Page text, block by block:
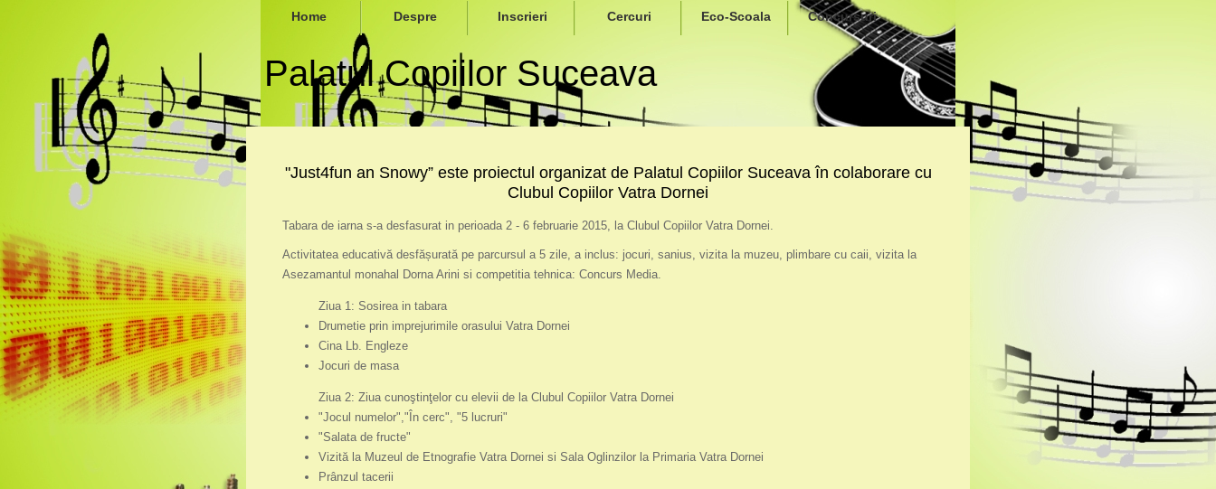
Home Despre Inscrieri Cercuri Eco-Scoala Concursuri
Palatul Copiilor Suceava
"Just4fun an Snowy” este proiectul organizat de Palatul Copiilor Suceava în colaborare cu
Clubul Copiilor Vatra Dornei
Tabara de iarna s-a desfasurat in perioada 2 - 6 februarie 2015, la Clubul Copiilor Vatra Dornei.
Activitatea educativă desfășurată pe parcursul a 5 zile, a inclus: jocuri, sanius, vizita la muzeu, plimbare cu caii, vizita la
Asezamantul monahal Dorna Arini si competitia tehnica: Concurs Media.
Ziua 1: Sosirea in tabara
Drumetie prin imprejurimile orasului Vatra Dornei
Cina Lb. Engleze
Jocuri de masa
Ziua 2: Ziua cunoştinţelor cu elevii de la Clubul Copiilor Vatra Dornei
"Jocul numelor","În cerc", "5 lucruri"
"Salata de fructe"
Vizită la Muzeul de Etnografie Vatra Dornei si Sala Oglinzilor la Primaria Vatra Dornei
Prânzul tacerii